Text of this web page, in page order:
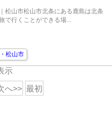
松山市松山市北条にある鹿島は北条
で行くことができる場...
松山市
示
へ>> 最初